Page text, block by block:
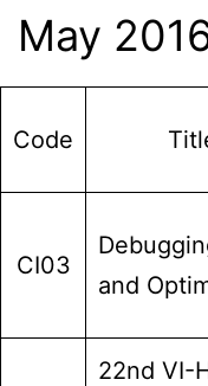
May
Code
CI03
and
22nd VI-